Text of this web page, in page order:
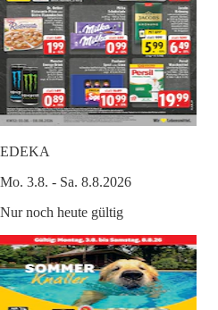
EDEKA
Mo. 3.8. - Sa. 8.8.2026
Nur noch heute gültig